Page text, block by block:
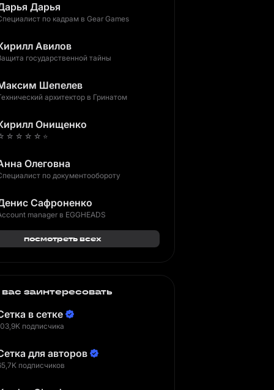
Дарья
по кадрам в Gear Games
Авилов
государственной тайны
Шепелев
архитектор в Гринатом
Онищенко
☆ ☆ ☆ ☆ ⭐️
Олеговна
по документообороту
Сафроненко
manager в EGGHEADS
посмотреть всех
заинтересовать
в сетке
подписчика
для авторов
подписчиков